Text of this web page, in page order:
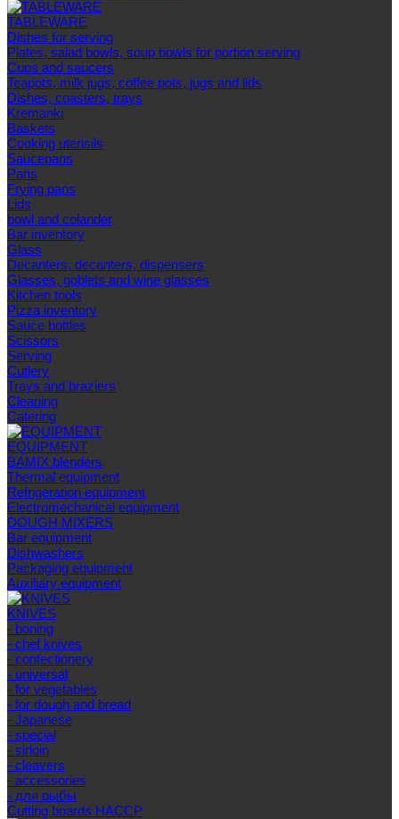
TABLEWARE
Dishes for serving
Plates, salad bowls, soup bowls for portion serving
Cups and saucers
Teapots, milk jugs, coffee pots, jugs and lids
Dishes, coasters, trays
Kremanki
Baskets
Cooking utensils
Saucepans
Pans
Frying pans
Lids
bowl and colander
Bar inventory
Glass
Decanters, decanters, dispensers
Glasses, goblets and wine glasses
Kitchen tools
Pizza inventory
Sauce bottles
Scissors
Serving
Cutlery
Trays and braziers
Сleaning
Catering
EQUIPMENT
BAMIX blenders
Thermal equipment
Refrigeration equipment
Electromechanical equipment
DOUGH MIXERS
Bar equipment
Dishwashers
Packaging equipment
Auxiliary equipment
KNIVES
- boning
- chef knives
- confectionery
- universal
- for vegetables
- for dough and bread
- Japanese
- special
- sirloin
- cleavers
- accessories
- для рыбы
Cutting boards HACCP